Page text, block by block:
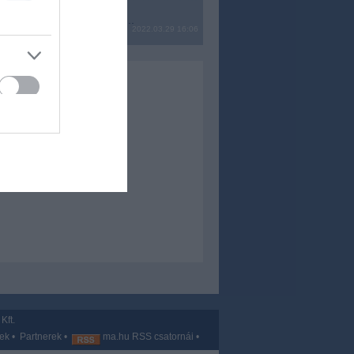
• Partnerek• ma.hu RSS csatornái •